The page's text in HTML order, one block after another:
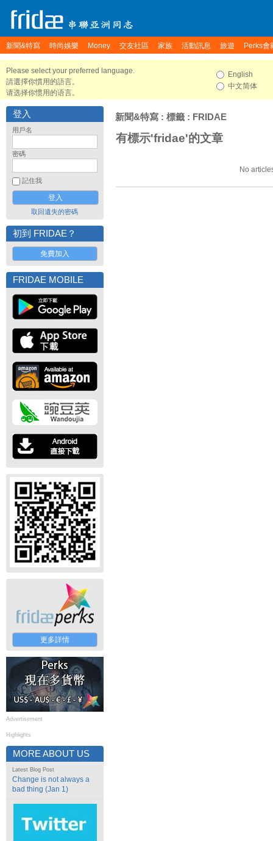
新聞&特寫 時尚娛樂 Money 交友社區 家族 活動訊息 旅遊 Perks會
Please select your preferred language.
請選擇你慣用的語言。
请选择你惯用的语言。
English
中文简体
登入
用戶名
密碼
記住我
取回遺失的密碼
初到 FRIDAE？
免費加入
FRIDAE MOBILE
更多詳情
Advertisement
Highlights
MORE ABOUT US
Latest Blog Post
Change is not always a
bad thing (Jan 1)
新聞&特寫 : 標籤 : FRIDAE
有標示'fridae'的文章
No